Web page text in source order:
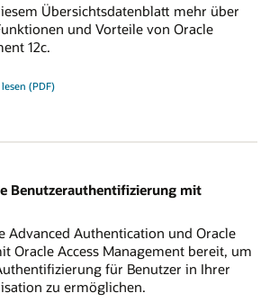
Übersichtsdatenblatt mehr über
und Vorteile von Oracle
12c.
(PDF)
Benutzerauthentifizierung mit
Advanced Authentication und Oracle
Oracle Access Management bereit, um
für Benutzer in Ihrer
zu ermöglichen.